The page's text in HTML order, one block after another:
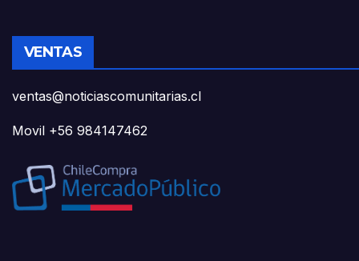
VENTAS
ventas@noticiascomunitarias.cl
Movil +56 984147462